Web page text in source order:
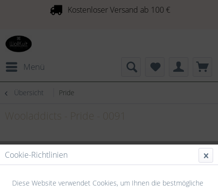
Kostenloser Versand ab 100 €
Menü
Übersicht Pride
Cookie-Richtlinien
Diese Website verwendet Cookies, um Ihnen die bestmögliche